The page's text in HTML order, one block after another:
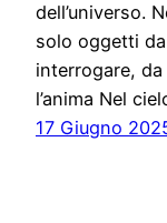
dell’universo.
solo oggetti
interrogare,
l’anima Nel
17 Giugno